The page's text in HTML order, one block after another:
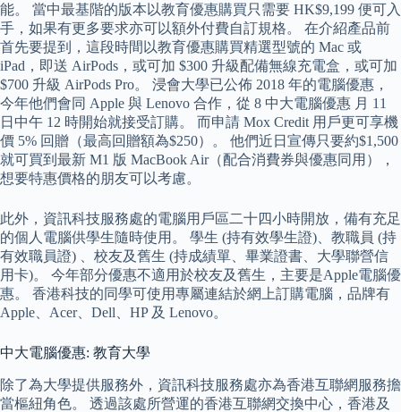
能。 當中最基階的版本以教育優惠購買只需要 HK$9,199 便可入
手，如果有更多要求亦可以額外付費自訂規格。 在介紹產品前
首先要提到，這段時間以教育優惠購買精選型號的 Mac 或
iPad，即送 AirPods，或可加 $300 升級配備無線充電盒，或可加
$700 升級 AirPods Pro。 浸會大學已公佈 2018 年的電腦優惠，
今年他們會同 Apple 與 Lenovo 合作，從 8 中大電腦優惠 月 11
日中午 12 時開始就接受訂購。 而申請 Mox Credit 用戶更可享機
價 5% 回贈（最高回贈額為$250）。 他們近日宣傳只要約$1,500
就可買到最新 M1 版 MacBook Air（配合消費券與優惠同用），
想要特惠價格的朋友可以考慮。
此外，資訊科技服務處的電腦用戶區二十四小時開放，備有充足
的個人電腦供學生隨時使用。 學生 (持有效學生證)、教職員 (持
有效職員證) 、校友及舊生 (持成績單、畢業證書、大學聯營信
用卡)。 今年部分優惠不適用於校友及舊生，主要是Apple電腦優
惠。 香港科技的同學可使用專屬連結於網上訂購電腦，品牌有
Apple、Acer、Dell、HP 及 Lenovo。
中大電腦優惠: 教育大學
除了為大學提供服務外，資訊科技服務處亦為香港互聯網服務擔
當樞紐角色。 透過該處所營運的香港互聯網交換中心，香港及